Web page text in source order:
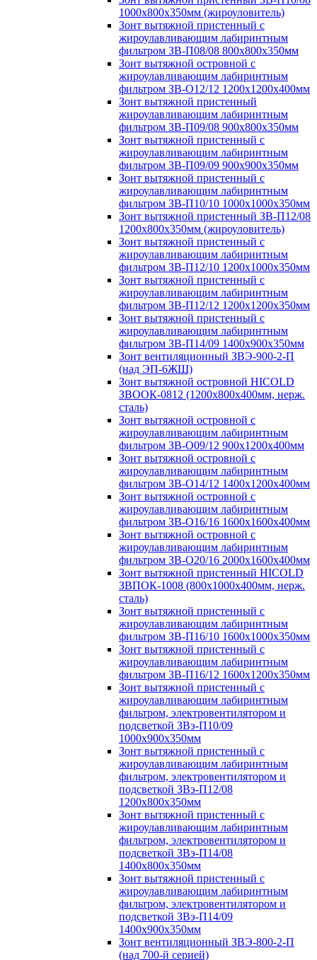
1000х800х350мм (жироуловитель)
Зонт вытяжной пристенный с
жироулавливающим лабиринтным
фильтром ЗВ-П08/08 800х800х350мм
Зонт вытяжной островной с
жироулавливающим лабиринтным
фильтром ЗВ-О12/12 1200х1200х400мм
Зонт вытяжной пристенный
жироулавливающим лабиринтным
фильтром ЗВ-П09/08 900х800х350мм
Зонт вытяжной пристенный с
жироулавливающим лабиринтным
фильтром ЗВ-П09/09 900х900х350мм
Зонт вытяжной пристенный с
жироулавливающим лабиринтным
фильтром ЗВ-П10/10 1000х1000х350мм
Зонт вытяжной пристенный ЗВ-П12/08
1200х800х350мм (жироуловитель)
Зонт вытяжной пристенный с
жироулавливающим лабиринтным
фильтром ЗВ-П12/10 1200х1000х350мм
Зонт вытяжной пристенный с
жироулавливающим лабиринтным
фильтром ЗВ-П12/12 1200х1200х350мм
Зонт вытяжной пристенный с
жироулавливающим лабиринтным
фильтром ЗВ-П14/09 1400х900х350мм
Зонт вентиляционный ЗВЭ-900-2-П
(над ЭП-6ЖШ)
Зонт вытяжной островной HICOLD
ЗВООК-0812 (1200х800x400мм, нерж.
сталь)
Зонт вытяжной островной с
жироулавливающим лабиринтным
фильтром ЗВ-О09/12 900х1200х400мм
Зонт вытяжной островной с
жироулавливающим лабиринтным
фильтром ЗВ-О14/12 1400х1200х400мм
Зонт вытяжной островной с
жироулавливающим лабиринтным
фильтром ЗВ-О16/16 1600х1600х400мм
Зонт вытяжной островной с
жироулавливающим лабиринтным
фильтром ЗВ-О20/16 2000х1600х400мм
Зонт вытяжной пристенный HICOLD
ЗВПОК-1008 (800х1000х400мм, нерж.
сталь)
Зонт вытяжной пристенный с
жироулавливающим лабиринтным
фильтром ЗВ-П16/10 1600х1000х350мм
Зонт вытяжной пристенный с
жироулавливающим лабиринтным
фильтром ЗВ-П16/12 1600х1200х350мм
Зонт вытяжной пристенный с
жироулавливающим лабиринтным
фильтром, электровентилятором и
подсветкой ЗВэ-П10/09
1000х900х350мм
Зонт вытяжной пристенный с
жироулавливающим лабиринтным
фильтром, электровентилятором и
подсветкой ЗВэ-П12/08
1200х800х350мм
Зонт вытяжной пристенный с
жироулавливающим лабиринтным
фильтром, электровентилятором и
подсветкой ЗВэ-П14/08
1400х800х350мм
Зонт вытяжной пристенный с
жироулавливающим лабиринтным
фильтром, электровентилятором и
подсветкой ЗВэ-П14/09
1400х900х350мм
Зонт вентиляционный ЗВЭ-800-2-П
(над 700-й серией)